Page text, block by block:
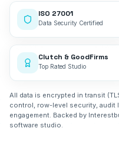
ISO 27001
Data Security Certified
Clutch & GoodFirms
Top Rated Studio
All data is encrypted in transit
control, row-level security, audit
engagement. Backed by
software studio.